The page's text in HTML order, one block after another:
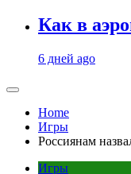
Как в
6 дней ago
Home
Игры
Россиянам
Игры